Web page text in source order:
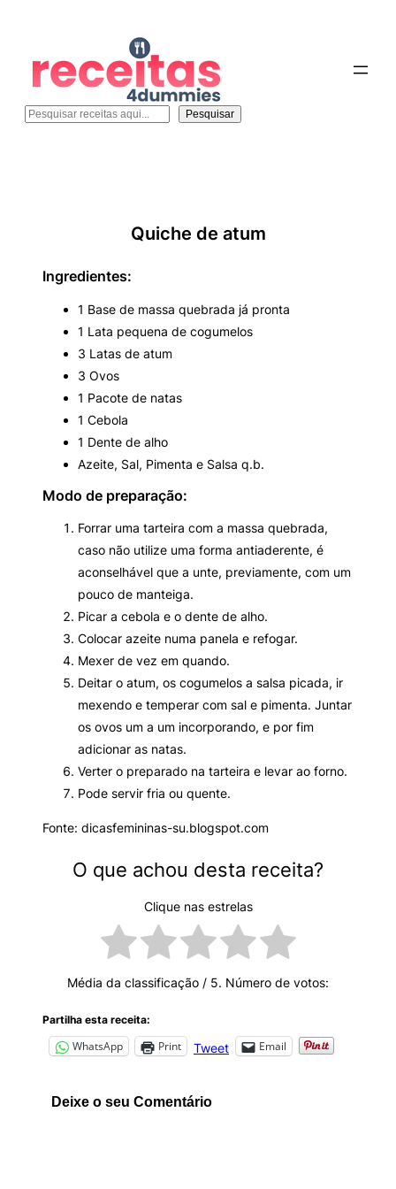
Pesquisar Pesquisar
Quiche de atum
Ingredientes:
1 Base de massa quebrada já pronta
1 Lata pequena de cogumelos
3 Latas de atum
3 Ovos
1 Pacote de natas
1 Cebola
1 Dente de alho
Azeite, Sal, Pimenta e Salsa q.b.
Modo de preparação:
Forrar uma tarteira com a massa quebrada,
caso não utilize uma forma antiaderente, é
aconselhável que a unte, previamente, com um
pouco de manteiga.
Picar a cebola e o dente de alho.
Colocar azeite numa panela e refogar.
Mexer de vez em quando.
Deitar o atum, os cogumelos a salsa picada, ir
mexendo e temperar com sal e pimenta. Juntar
os ovos um a um incorporando, e por fim
adicionar as natas.
Verter o preparado na tarteira e levar ao forno.
Pode servir fria ou quente.
Fonte: dicasfemininas-su.blogspot.com
O que achou desta receita?
Clique nas estrelas
Média da classificação / 5. Número de votos:
Partilha esta receita:
WhatsApp Print Tweet Email
Deixe o seu Comentário